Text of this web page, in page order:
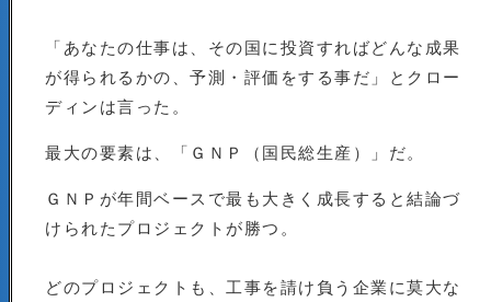
「あなたの仕事は、その国に投資すればどんな成果
が得られるかの、予測・評価をする事だ」とクロー
ディンは言った。
最大の要素は、「ＧＮＰ（国民総生産）」だ。
ＧＮＰが年間ベースで最も大きく成長すると結論づ
けられたプロジェクトが勝つ。
どのプロジェクトも、工事を請け負う企業に莫大な